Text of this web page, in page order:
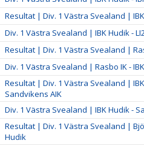
Resultat | Div. 1 Västra Svealand | IBK
Div. 1 Västra Svealand | IBK Hudik -
Resultat | Div. 1 Västra Svealand |
Div. 1 Västra Svealand | Rasbo IK -
Resultat | Div. 1 Västra Svealand |
Sandvikens AIK
Div. 1 Västra Svealand | IBK Hudik -
Resultat | Div. 1 Västra Svealand |
Hudik